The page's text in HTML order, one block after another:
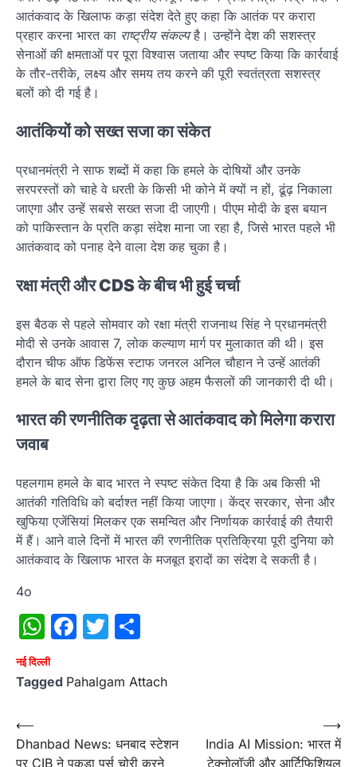
आतंकवाद के खिलाफ कड़ा संदेश देते हुए कहा कि आतंक पर करारा
प्रहार करना भारत का राष्ट्रीय संकल्पहै। उन्होंने देश की सशस्त्र
सेनाओं की क्षमताओं पर पूरा विश्वास जताया और स्पष्ट किया कि कार्रवाई
के तौर-तरीके, लक्ष्य और समय तय करने की पूरी स्वतंत्रता सशस्त्र
बलों को दी गई है।
आतंकियों को सख्त सजा का संकेत
प्रधानमंत्री ने साफ शब्दों में कहा कि हमले के दोषियों और उनके
सरपरस्तों को चाहे वे धरती के किसी भी कोने में क्यों न हों, ढूंढ़ निकाला
जाएगा और उन्हें सबसे सख्त सजा दी जाएगी। पीएम मोदी के इस बयान
को पाकिस्तान के प्रति कड़ा संदेश माना जा रहा है, जिसे भारत पहले भी
आतंकवाद को पनाह देने वाला देश कह चुका है।
रक्षा मंत्री और CDS के बीच भी हुई चर्चा
इस बैठक से पहले सोमवार को रक्षा मंत्री राजनाथ सिंह ने प्रधानमंत्री
मोदी से उनके आवास 7, लोक कल्याण मार्ग पर मुलाकात की थी। इस
दौरान चीफ ऑफ डिफेंस स्टाफ जनरल अनिल चौहान ने उन्हें आतंकी
हमले के बाद सेना द्वारा लिए गए कुछ अहम फैसलों की जानकारी दी थी।
भारत की रणनीतिक दृढ़ता से आतंकवाद को मिलेगा करारा
जवाब
पहलगाम हमले के बाद भारत ने स्पष्ट संकेत दिया है कि अब किसी भी
आतंकी गतिविधि को बर्दाश्त नहीं किया जाएगा। केंद्र सरकार, सेना और
खुफिया एजेंसियां मिलकर एक समन्वित और निर्णायक कार्रवाई की तैयारी
में हैं। आने वाले दिनों में भारत की रणनीतिक प्रतिक्रिया पूरी दुनिया को
आतंकवाद के खिलाफ भारत के मजबूत इरादों का संदेश दे सकती है।
4o
WhatsApp
Facebook
Twitter
नई दिल्ली
Tagged Pahalgam Attach
Post
navigation
⟵
Dhanbad News: धनबाद स्टेशन
पर CIB ने पकड़ा पर्स चोरी करने
India AI Mission: भारत में
टेक्नोलॉजी और आर्टिफिशियल
⟶